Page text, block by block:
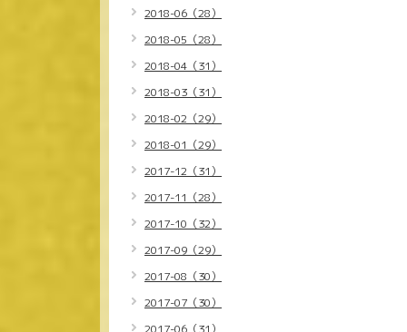
2018-06（28）
2018-05（28）
2018-04（31）
2018-03（31）
2018-02（29）
2018-01（29）
2017-12（31）
2017-11（28）
2017-10（32）
2017-09（29）
2017-08（30）
2017-07（30）
2017-06（31）